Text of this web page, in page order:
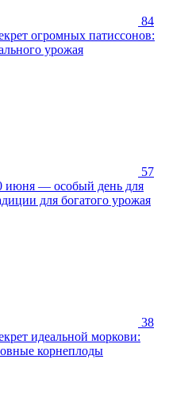
84
огромных патиссонов:
урожая
57
июня — особый день для
для богатого урожая
38
идеальной моркови:
корнеплоды